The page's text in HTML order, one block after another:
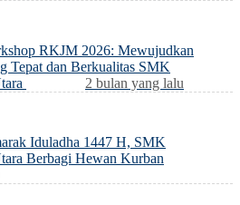
RKJM 2026: Mewujudkan
Tepat dan Berkualitas SMK
2 bulan yang lalu
Iduladha 1447 H, SMK
Berbagi Hewan Kurban